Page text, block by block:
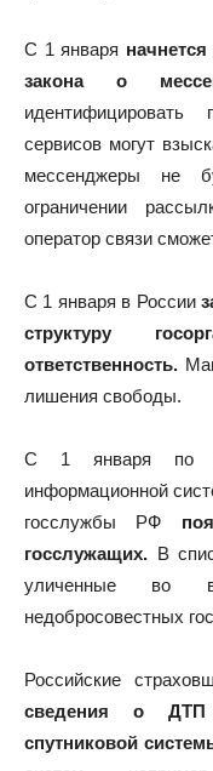
С 1 января
закона о
идентифицировать
сервисов могут
мессенджеры не
ограничении
оператор связи
С 1 января в России
структуру
ответственность.
лишения свободы.
C 1 января по
информационной
госслужбы РФ
госслужащих. В
уличенные во
недобросовестных
Российские
сведения о ДТП
спутниковой